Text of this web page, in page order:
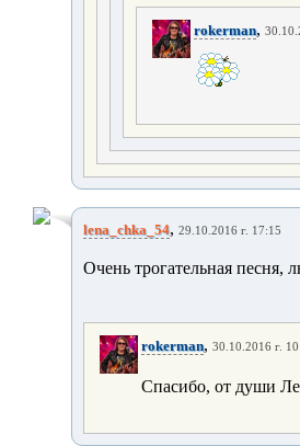
rokerman,
lena_chka_54, 29.10.2016 г. 17:15
Очень трогательная
rokerman, 30.10.2016 г.
Спасибо, от души